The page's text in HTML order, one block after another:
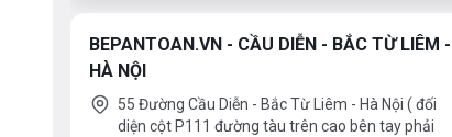
BEPANTOAN.VN - CẦU DIỄN - BẮC TỪ LIÊM -
HÀ NỘI
55 Đường Cầu Diễn - Bắc Từ Liêm - Hà Nội ( đối
diện cột P111 đường tàu trên cao bên tay phải